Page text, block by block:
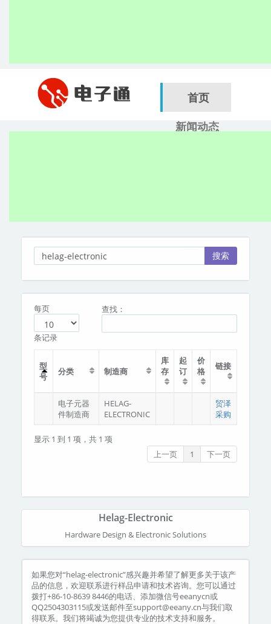
首页
新闻动态
服务商
搜索
每页
条记录
查找：
型
号
分类 制造商
库
存
起
订
价
格
链接
电子元器
件制造商
HELAG-
ELECTRONIC
贸泽
采购
显示 1 到 1 项，共 1 项
上一页
1 下一页
Helag-Electronic
Hardware Design & Electronic Solutions
如果您对“helag-electronic”感兴趣并希望了解更多关于该产
品的信息，欢迎联系进行样品申请和技术咨询。您可以通过
拨打+86-10-8639 8446的电话、添加微信号eeanycn或
QQ2504303115或发送邮件至support@eeany.cn与我们取
得联系。我们将竭诚为您提供专业的技术支持和服务。